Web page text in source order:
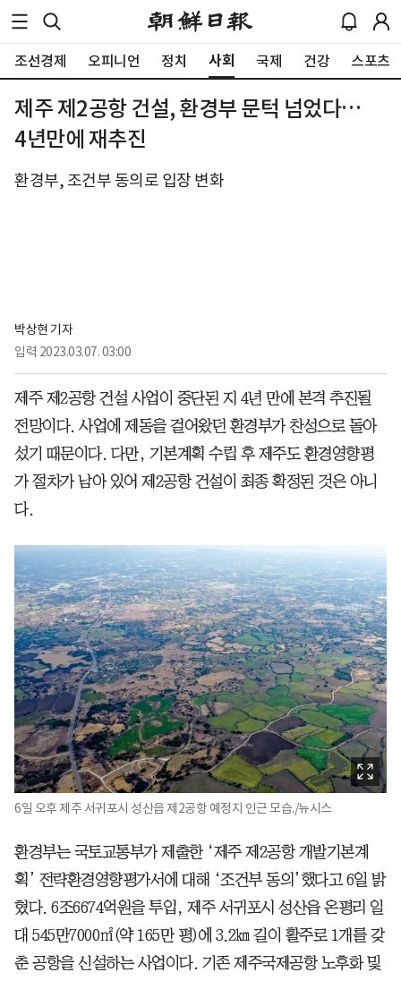
조선경제 오피니언 정치 사회 국제 건강 스포츠
제주 제2공항 건설, 환경부 문턱 넘었다…
4년만에 재추진
환경부, 조건부 동의로 입장 변화
박상현 기자
입력 2023.03.07. 03:00
제주 제2공항 건설 사업이 중단된 지 4년 만에 본격 추진될
전망이다. 사업에 제동을 걸어왔던 환경부가 찬성으로 돌아
섰기 때문이다. 다만, 기본계획 수립 후 제주도 환경영향평
가 절차가 남아 있어 제2공항 건설이 최종 확정된 것은 아니
다.
6일 오후 제주 서귀포시 성산읍 제2공항 예정지 인근 모습./뉴시스
환경부는 국토교통부가 제출한 ‘제주 제2공항 개발기본계
획’ 전략환경영향평가서에 대해 ‘조건부 동의’했다고 6일 밝
혔다. 6조6674억원을 투입, 제주 서귀포시 성산읍 온평리 일
대 545만7000㎡(약 165만 평)에 3.2㎞ 길이 활주로 1개를 갖
춘 공항을 신설하는 사업이다. 기존 제주국제공항 노후화 및